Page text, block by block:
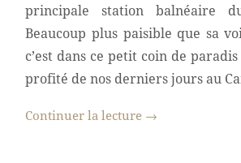
principale station balnéaire
Beaucoup plus paisible que sa
c’est dans ce petit coin de
profité de nos derniers jours au
Continuer la lecture →